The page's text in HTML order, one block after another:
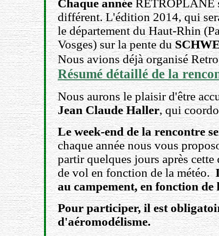
Chaque annéeRETROPLANE
différent. L'édition 2014, qui
le département du Haut-Rhin
Vosges) sur la pente du
Nous avions déjà organisé
Résumé détaillé de la
Nous aurons le plaisir d'être
Jean Claude Haller, qui
Le week-end de la rencontre
chaque année nous vous
partir quelques jours après
de vol en fonction de la météo.
au campement, en fonction de
Pour participer, il est
d'aéromodélisme.